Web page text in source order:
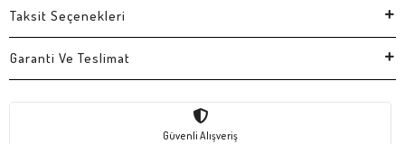
Taksit Seçenekleri
Garanti Ve Teslimat
Güvenli Alışveriş